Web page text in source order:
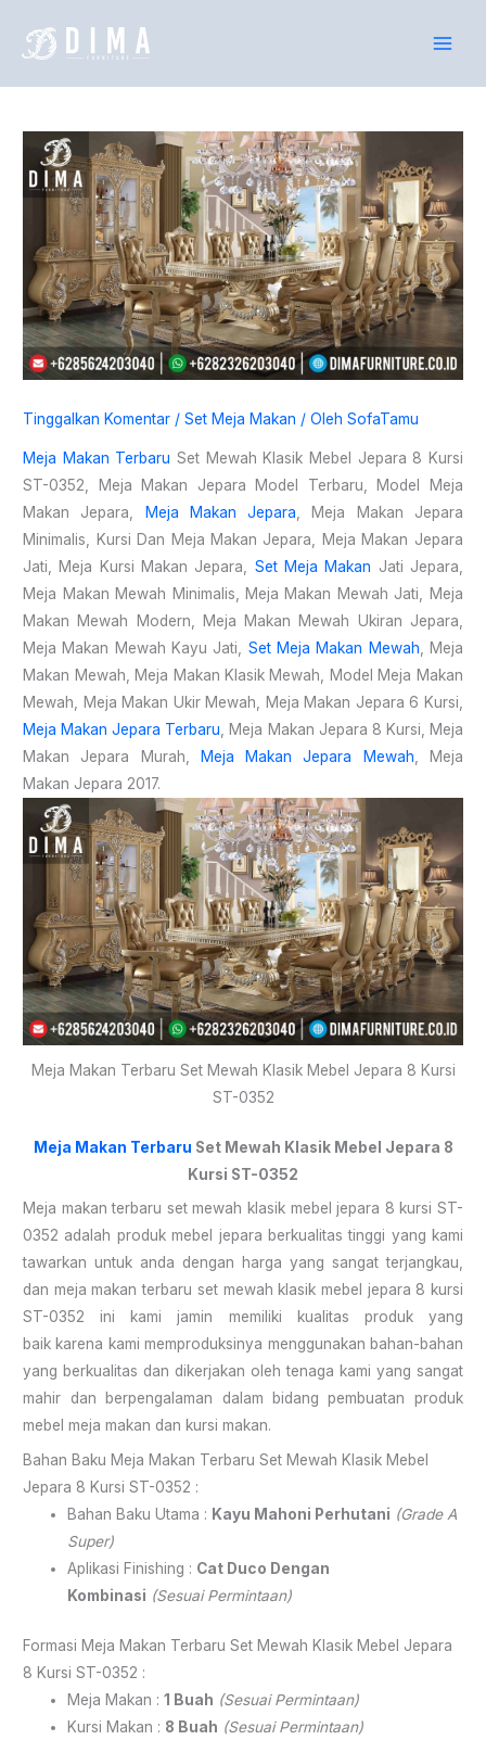
Tinggalkan Komentar /Set Meja Makan / OlehSofaTamu
Meja Makan Terbaru Set Mewah Klasik Mebel Jepara 8 Kursi
ST-0352, Meja Makan Jepara Model Terbaru, Model Meja
Makan Jepara,
Meja Makan Jepara , Meja Makan Jepara
Minimalis, Kursi Dan Meja Makan Jepara, Meja Makan Jepara
Jati, Meja Kursi Makan Jepara, Set Meja Makan Jati Jepara,
Meja Makan Mewah Minimalis, Meja Makan Mewah Jati, Meja
Makan Mewah Modern, Meja Makan Mewah Ukiran Jepara,
Meja Makan Mewah Kayu Jati, Set Meja Makan Mewah , Meja
Makan Mewah, Meja Makan Klasik Mewah, Model Meja Makan
Mewah, Meja Makan Ukir Mewah, Meja Makan Jepara 6 Kursi,
Meja Makan Jepara Terbaru , Meja Makan Jepara 8 Kursi, Meja
Makan Jepara Murah,
Meja Makan Jepara Mewah , Meja
Makan Jepara 2017.
Meja Makan Terbaru Set Mewah Klasik Mebel Jepara 8 Kursi
ST-0352
Meja Makan Terbaru Set Mewah Klasik Mebel Jepara 8
Kursi ST-0352
Meja makan terbaru set mewah klasik mebel jepara 8 kursi ST-
0352 adalah produk mebel jepara berkualitas tinggi yang kami
tawarkan untuk anda dengan harga yang sangat terjangkau,
dan meja makan terbaru set mewah klasik mebel jepara 8 kursi
ST-0352 ini kami jamin memiliki kualitas produk yang
baik karena kami memproduksinya menggunakan bahan-bahan
yang berkualitas dan dikerjakan oleh tenaga kami yang sangat
mahir dan berpengalaman dalam bidang pembuatan produk
mebel meja makan dan kursi makan.
Bahan Baku Meja Makan Terbaru Set Mewah Klasik Mebel
Jepara 8 Kursi ST-0352 :
Bahan Baku Utama : Kayu Mahoni Perhutani (Grade A
Super)
Aplikasi Finishing : Cat Duco Dengan
Kombinasi (Sesuai Permintaan)
Formasi Meja Makan Terbaru Set Mewah Klasik Mebel Jepara
8 Kursi ST-0352 :
Meja Makan :1 Buah (Sesuai Permintaan)
Kursi Makan : 8 Buah (Sesuai Permintaan)